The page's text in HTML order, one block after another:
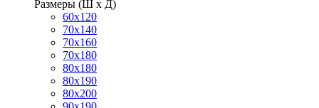
Размеры (Ш х Д)
60х120
70х140
70х160
70х180
80х180
80х190
80х200